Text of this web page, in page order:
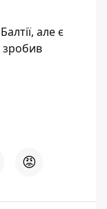
але є
зробив
😡